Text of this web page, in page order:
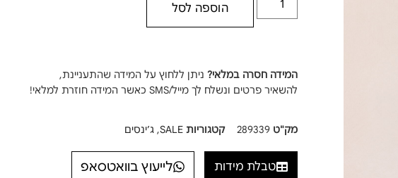
הוספה לסל
המידה חסרה במלאי? ניתן ללחוץ על המידה שהתעניינת,
להשאיר פרטים ונשלח לך מייל/SMS כאשר המידה חוזרת למלאי!
מק"ט 289339 קטגוריות SALE
, ג׳ינסים
טבלת מידות לייעוץ בוואטסאפ